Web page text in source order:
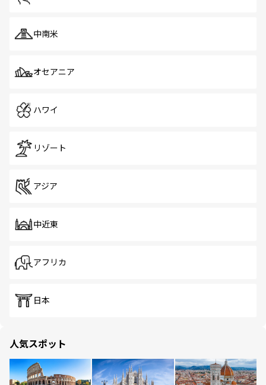
中南米
オセアニア
ハワイ
リゾート
アジア
中近東
アフリカ
日本
人気スポット